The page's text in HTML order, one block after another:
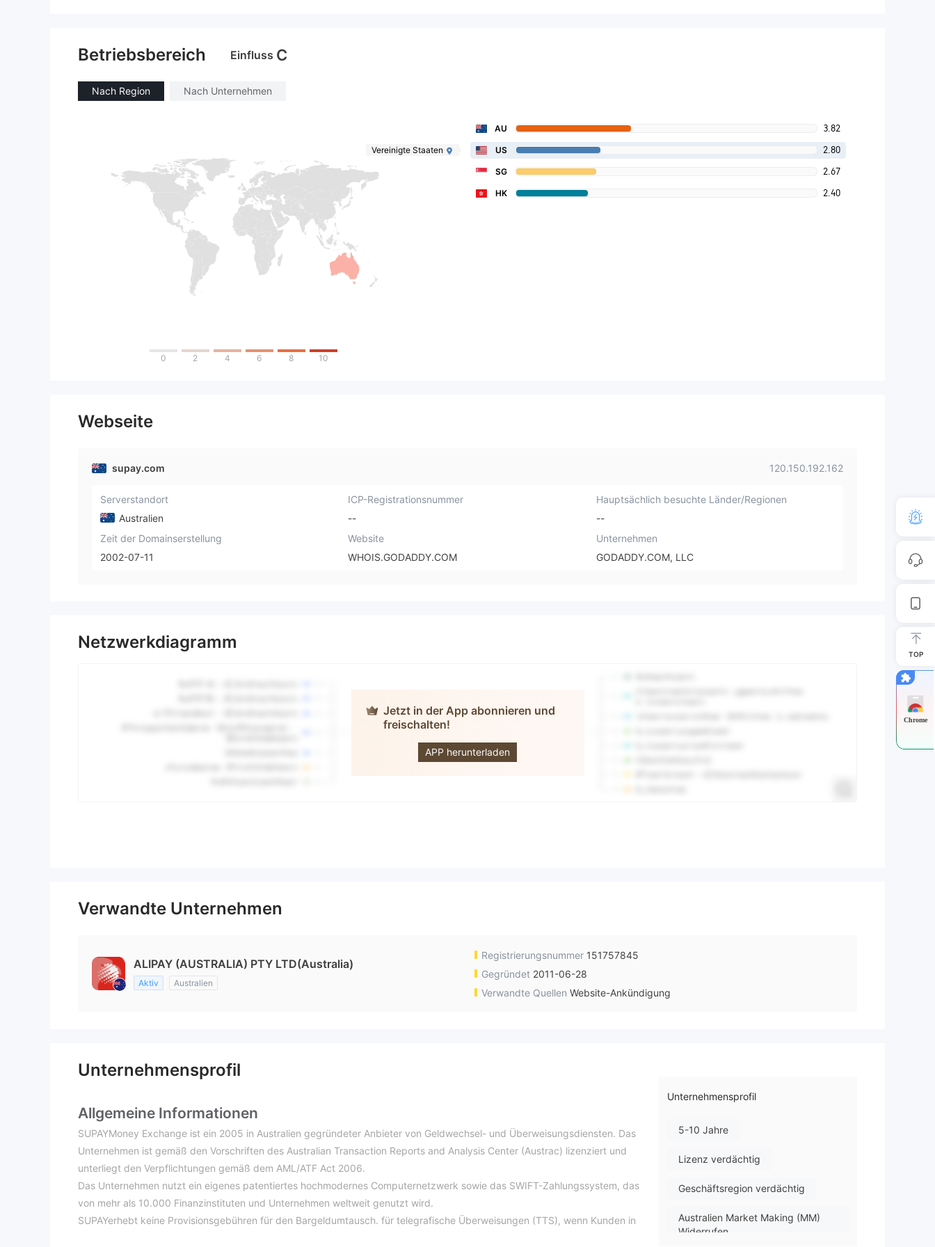
Betriebsbereich Einfluss C
Nach Region Nach Unternehmen
0 2 4 6 8 10
AU 3.82
Vereinigte Staaten US 2.80
SG 2.67
HK 2.40
Webseite
supay.com 120.150.192.162
Serverstandort
Australien
ICP-Registrationsnummer
--
Hauptsächlich besuchte Länder/Regionen
--
Zeit der Domainserstellung
2002-07-11
Website
WHOIS.GODADDY.COM
Unternehmen
GODADDY.COM, LLC
Netzwerkdiagramm
Jetzt in der App abonnieren und
freischalten!
APP herunterladen
Verwandte Unternehmen
ALIPAY (AUSTRALIA) PTY LTD(Australia)
Aktiv Australien
Registrierungsnummer 151757845
Gegründet 2011-06-28
Verwandte Quellen Website-Ankündigung
Unternehmensprofil
Allgemeine Informationen
SUPAYMoney Exchange ist ein 2005 in Australien gegründeter Anbieter von Geldwechsel- und Überweisungsdiensten. Das
Unternehmen ist gemäß den Vorschriften des Australian Transaction Reports and Analysis Center (Austrac) lizenziert und
unterliegt den Verpflichtungen gemäß dem AML/ATF Act 2006.
Das Unternehmen nutzt ein eigenes patentiertes hochmodernes Computernetzwerk sowie das SWIFT-Zahlungssystem, das
von mehr als 10.000 Finanzinstituten und Unternehmen weltweit genutzt wird.
SUPAYerhebt keine Provisionsgebühren für den Bargeldumtausch. für telegrafische Überweisungen (TTS), wenn Kunden in
Unternehmensprofil
5-10 Jahre
Lizenz verdächtig
Geschäftsregion verdächtig
Australien Market Making (MM)
Widerrufen
TOP
Chrome